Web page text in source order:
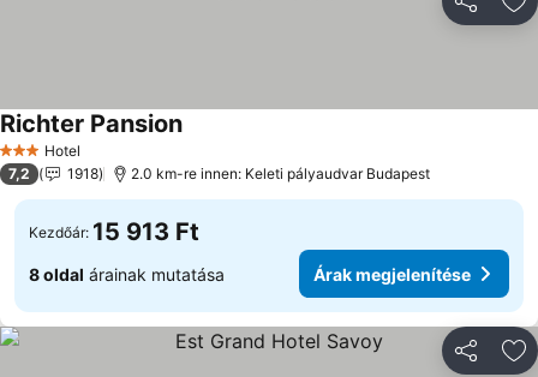
3 Kategória
Hotel
Richter Pansion
7,2 1918 2.0 km-re innen: Keleti pályaudvar Budapest
Kezdőár: 15 913 Ft
8 oldal árainak mutatása Árak megjelenítése